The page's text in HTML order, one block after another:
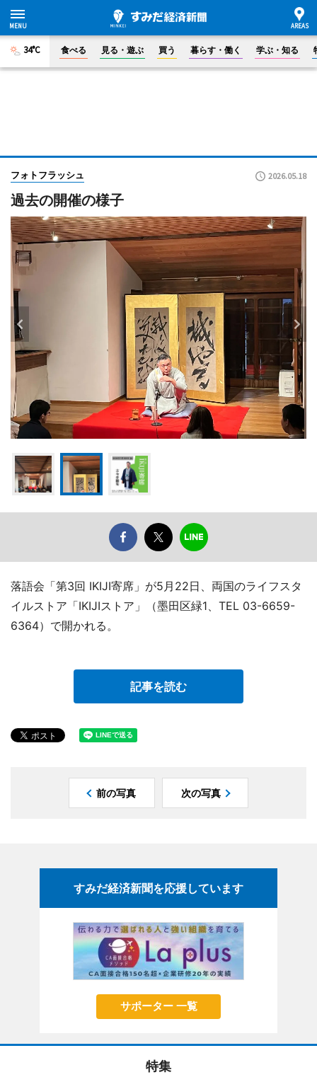
34°C 食べる 見る・遊ぶ 買う 暮らす・働く 学ぶ・知る
フォトフラッシュ 2026.05.18
過去の開催の様子
落語会「第3回 IKIJI寄席」が5月22日、両国のライフスタ
イルストア「IKIJIストア」（墨田区緑1、TEL 03-6659-
6364）で開かれる。
記事を読む
前の写真 次の写真
すみだ経済新聞を応援しています
サポーター 一覧
特集